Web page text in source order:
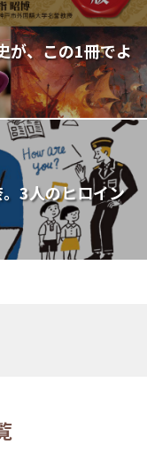
が、この1冊でよ
3人のヒロイン